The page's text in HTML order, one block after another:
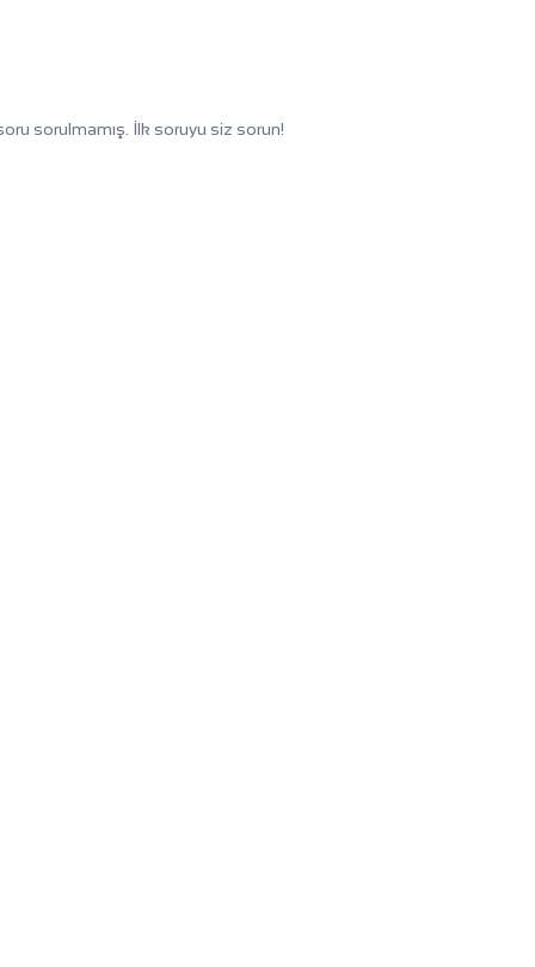
sorulmamış. İlk soruyu siz sorun!